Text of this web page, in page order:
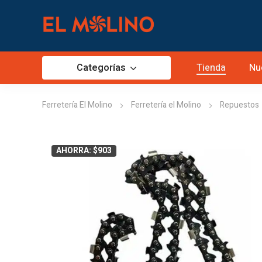
Categorías Tienda
Ferretería El Molino Ferretería el Molino Repuestos
AHORRA: $903